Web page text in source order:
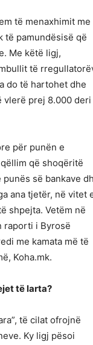
të menaxhimit me
të pamundësisë që
Me këtë ligj,
të
do të hartohet dhe
vlerë prej 8.000 deri
për punën e
që shoqëritë
së bankave
ana tjetër, në vitet
shpejta. Vetëm në
raporti i Byrosë
me kamata më të
Koha.mk.
të larta?
të cilat ofrojnë
Ky ligj pësoi